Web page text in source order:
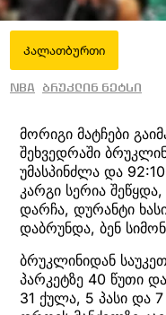
Კალათბურთი
NBA ბრუკლინ ნეტსი
მორიგი მატჩები
შეხვედრაში
უმასპინძლა და
კარგი სერია
დარჩა, დურანტი
დაბრუნდა, ბენ
ბრუკლინიდან
პარკეტზე 40 წუთი
31 ქულა, 5 პასი და